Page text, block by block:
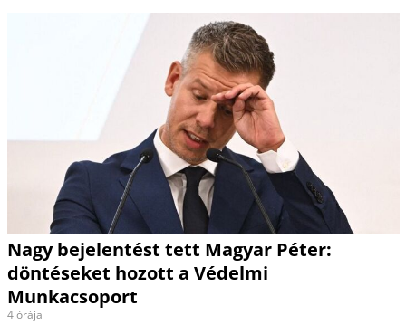
Nagy bejelentést tett Magyar Péter:
döntéseket hozott a Védelmi
Munkacsoport
4 órája